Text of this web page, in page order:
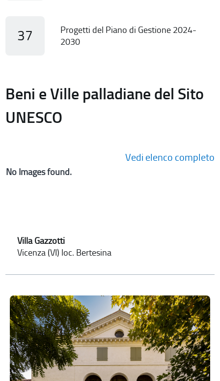
37
Progetti del Piano di Gestione 2024-
2030
Beni e Ville palladiane del Sito
UNESCO
Vedi elenco completo
No Images found.
Villa Gazzotti
Vicenza (VI) loc. Bertesina